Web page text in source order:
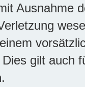
Ausnahme
gilt auch